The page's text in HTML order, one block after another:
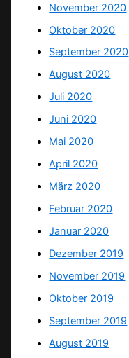
November 2020
Oktober 2020
September 2020
August 2020
Juli 2020
Juni 2020
Mai 2020
April 2020
März 2020
Februar 2020
Januar 2020
Dezember 2019
November 2019
Oktober 2019
September 2019
August 2019